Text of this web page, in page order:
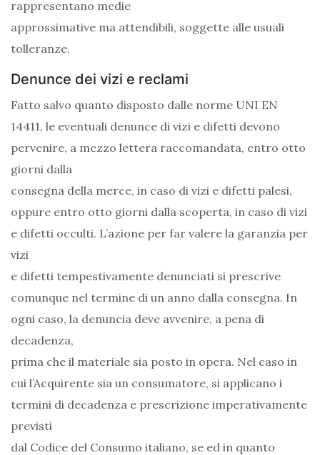
rappresentano medie
approssimative ma attendibili, soggette alle usuali
tolleranze.
Denunce dei vizi e reclami
Fatto salvo quanto disposto dalle norme UNI EN
14411, le eventuali denunce di vizi e difetti devono
pervenire, a mezzo lettera raccomandata, entro otto
giorni dalla
consegna della merce, in caso di vizi e difetti palesi,
oppure entro otto giorni dalla scoperta, in caso di vizi
e difetti occulti. L’azione per far valere la garanzia per
vizi
e difetti tempestivamente denunciati si prescrive
comunque nel termine di un anno dalla consegna. In
ogni caso, la denuncia deve avvenire, a pena di
decadenza,
prima che il materiale sia posto in opera. Nel caso in
cui l’Acquirente sia un consumatore, si applicano i
termini di decadenza e prescrizione imperativamente
previsti
dal Codice del Consumo italiano, se ed in quanto